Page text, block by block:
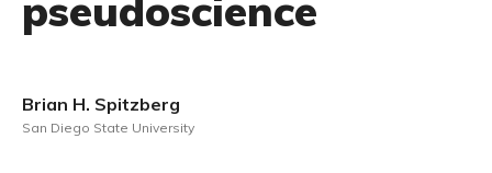
pseudoscience
Brian H. Spitzberg
San Diego State University